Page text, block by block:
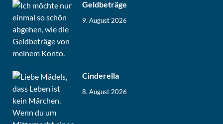
Geldbeträge
9. August 2026
Cinderella
8. August 2026